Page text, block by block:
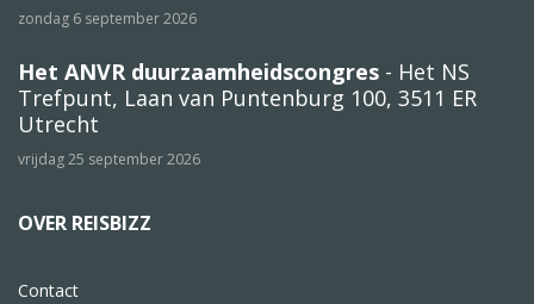
zondag 6 september 2026
Het ANVR duurzaamheidscongres - Het NS
Trefpunt, Laan van Puntenburg 100, 3511 ER
Utrecht
vrijdag 25 september 2026
OVER REISBIZZ
Contact